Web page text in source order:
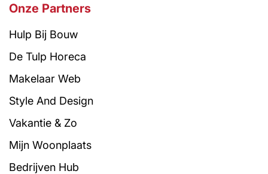
Onze Partners
Hulp Bij Bouw
De Tulp Horeca
Makelaar Web
Style And Design
Vakantie & Zo
Mijn Woonplaats
Bedrijven Hub